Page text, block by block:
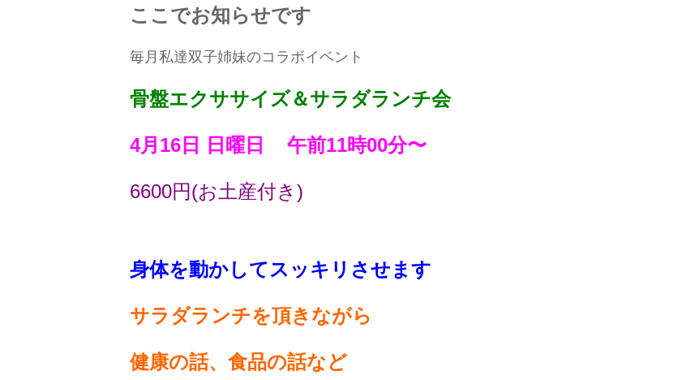
ここでお知らせです
毎月私達双子姉妹のコラボイベント
骨盤エクササイズ＆サラダランチ会
4月16日 日曜日 午前11時00分〜
6600円(お土産付き)
身体を動かしてスッキリさせます
サラダランチを頂きながら
健康の話、食品の話など